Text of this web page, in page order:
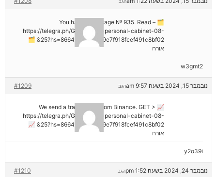
🗂 You have 1 message № 935. Read –
https://telegra.ph/Go-to-your-personal-cabinet-08-
25?hs=8664c520642b9e7f918fcef491c8bf02& 🗂
אורח
w3gmt2
נובמבר 15, 2024 בשעה 9:57 am #1209 הגב
📈 We send a transaction from Binance. GЕТ >
https://telegra.ph/Go-to-your-personal-cabinet-08-
25?hs=8664c520642b9e7f918fcef491c8bf02& 📈
אורח
y2o39i
נובמבר 24, 2024 בשעה 1:52 pm #1210 הגב